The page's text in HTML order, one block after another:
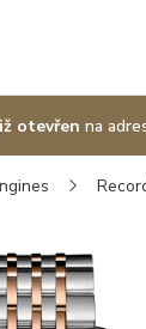
otevřen na